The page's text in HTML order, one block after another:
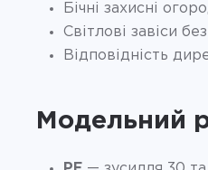
Бічні захисні
Світлові завіси
Відповідність
Модельний